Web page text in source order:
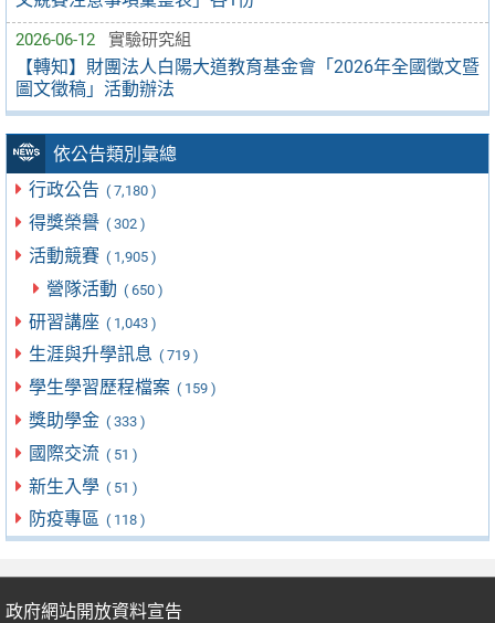
2026-06-12 實驗研究組
【轉知】財團法人白陽大道教育基金會「2026年全國徵文暨
圖文徵稿」活動辦法
依公告類別彙總
行政公告 ( 7,180 )
得獎榮譽 ( 302 )
活動競賽 ( 1,905 )
營隊活動 ( 650 )
研習講座 ( 1,043 )
生涯與升學訊息 ( 719 )
學生學習歷程檔案 ( 159 )
獎助學金 ( 333 )
國際交流 ( 51 )
新生入學 ( 51 )
防疫專區 ( 118 )
政府網站開放資料宣告